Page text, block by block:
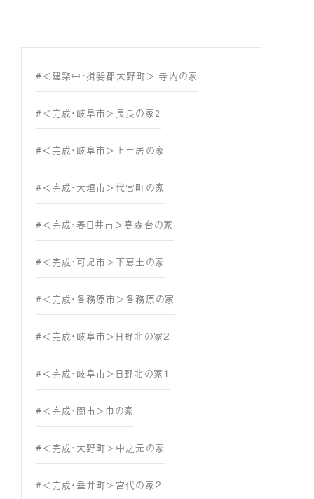
#＜建築中・揖斐郡大野町＞ 寺内の家
#＜完成・岐阜市＞長良の家2
#＜完成・岐阜市＞上土居の家
#＜完成・大垣市＞代官町の家
#＜完成・春日井市＞高森台の家
#＜完成・可児市＞下恵土の家
#＜完成・各務原市＞各務原の家
#＜完成・岐阜市＞日野北の家２
#＜完成・岐阜市＞日野北の家１
#＜完成・関市＞巾の家
#＜完成・大野町＞中之元の家
#＜完成・垂井町＞宮代の家２